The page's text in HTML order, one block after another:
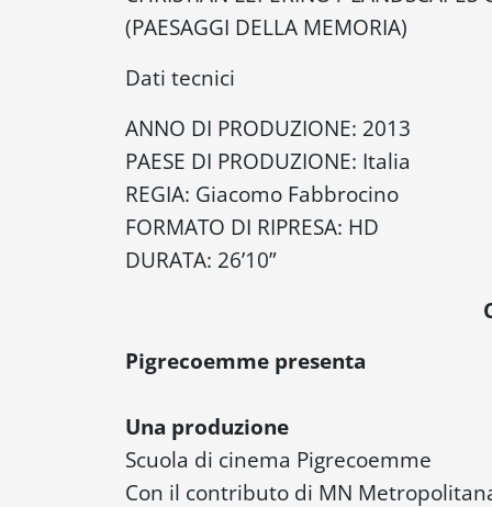
(PAESAGGI DELLA MEMORIA)
Dati tecnici
ANNO DI PRODUZIONE: 2013
PAESE DI PRODUZIONE: Italia
REGIA: Giacomo Fabbrocino
FORMATO DI RIPRESA: HD
DURATA: 26’10”
Pigrecoemme presenta
Una produzione
Scuola di cinema Pigrecoemme
Con il contributo di MN